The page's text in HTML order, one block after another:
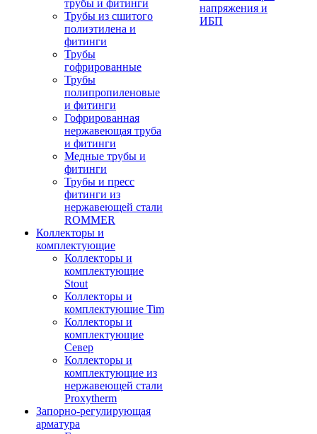
трубы и фитинги
Трубы из сшитого
полиэтилена и
фитинги
Трубы
гофрированные
Трубы
полипропиленовые
и фитинги
Гофрированная
нержавеющая труба
и фитинги
Медные трубы и
фитинги
Трубы и пресс
фитинги из
нержавеющей стали
ROMMER
Коллекторы и
комплектующие
Коллекторы и
комплектующие
Stout
Коллекторы и
комплектующие Tim
Коллекторы и
комплектующие
Север
Коллекторы и
комплектующие из
нержавеющей стали
Proxytherm
Запорно-регулирующая
арматура
напряжения и
ИБП